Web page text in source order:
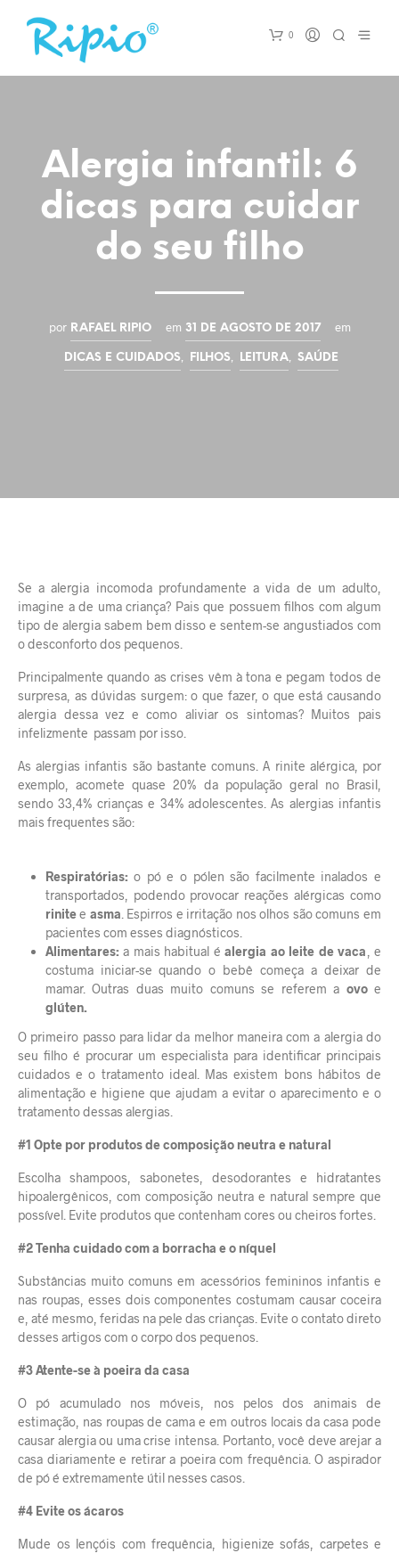
0
Alergia infantil: 6
dicas para cuidar
do seu filho
por RAFAEL RIPIO em 31 DE AGOSTO DE 2017 em
DICAS E CUIDADOS FILHOS LEITURA SAÚDE
Se a alergia incomoda profundamente a vida de um adulto,
imagine a de uma criança? Pais que possuem filhos com algum
tipo de alergia sabem bem disso e sentem-se angustiados com
o desconforto dos pequenos.
Principalmente quando as crises vêm à tona e pegam todos de
surpresa, as dúvidas surgem: o que fazer, o que está causando
alergia dessa vez e como aliviar os sintomas? Muitos pais
infelizmente passam por isso.
Asalergias infantis são bastante comuns. A rinite alérgica, por
exemplo, acomete quase 20% da população geral no Brasil,
sendo 33,4% crianças e 34% adolescentes. As alergias infantis
mais frequentes são:
Respiratórias:o pó e o pólen são facilmente inalados e
transportados, podendo provocar reações alérgicas como
rinitee asma . Espirros e irritação nos olhos são comuns em
pacientes com esses diagnósticos.
Alimentares:a mais habitual éalergia ao leite de vaca , e
costuma iniciar-se quando o bebê começa a deixar de
mamar. Outras duas muito comuns se referem a ovoe
glúten.
O primeiro passo para lidar da melhor maneira com a alergia do
seu filho é procurar um especialista para identificar principais
cuidados e o tratamento ideal. Mas existem bons hábitos de
alimentação e higiene que ajudam a evitar o aparecimento e o
tratamento dessas alergias.
#1 Opte por produtos de composição neutra e natural
Escolha shampoos, sabonetes, desodorantes e hidratantes
hipoalergênicos, com composição neutra e natural sempre que
possível. Evite produtos que contenham cores ou cheiros fortes.
#2 Tenha cuidado com a borracha e o níquel
Substâncias muito comuns em acessórios femininos infantis e
nas roupas , esses dois componentes costumam causar coceira
e, até mesmo, feridas na pele das crianças. Evite o contato direto
desses artigos com o corpo dos pequenos.
#3 Atente-se à poeira da casa
O pó acumulado nos móveis, nos pelos dos animais de
estimação, nas roupas de cama e em outros locais da casa pode
causar alergia ou uma crise intensa. Portanto, você deve arejar a
casa diariamente e retirar a poeira com frequência. O aspirador
de pó é extremamente útil nesses casos.
#4 Evite os ácaros
Mude os lençóis com frequência, higienize sofás, carpetes e